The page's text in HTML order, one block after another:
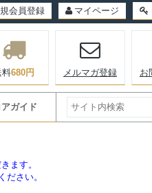
会員登録 マイページ
料680円 メルマガ登録 お
ガイド
ます。
ださい。